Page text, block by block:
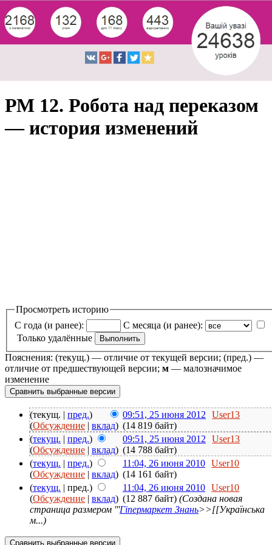
РМ 12. Робота над переказом
— история изменений
Просмотреть историю
С года (и ранее):
С месяца (и ранее):
Только удалённые
Пояснения: (текущ.) — отличие от текущей версии; (пред.) —
отличие от предшествующей версии; м — малозначимое
изменение
(текущ. | пред.) 09:51, 25 июня 2012
User13
(Обсуждение | вклад) (14 819 байт)
(текущ. | пред.) 09:51, 25 июня 2012
User13
(Обсуждение | вклад) (14 788 байт)
(текущ. | пред.) 11:04, 26 июня 2010
User10
(Обсуждение | вклад) (14 161 байт)
(текущ. | пред.) 11:04, 26 июня 2010
User10
(Обсуждение | вклад) (12 887 байт) (Создана новая
страница размером '''Гіпермаркет Знань>>[[Українська
м...)